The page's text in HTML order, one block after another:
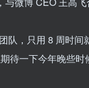
队，只用 8 周时
待一下今年晚些时